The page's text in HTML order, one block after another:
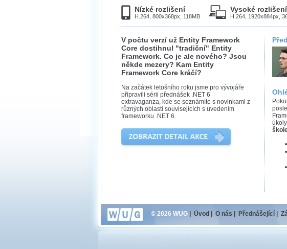
Nízké rozlišení
H.264, 800x368px, 118MB
Vysoké
H.264, 1920x884px,
V počtu verzí už Entity Framework
Core dostihnul "tradiční" Entity
Framework. Co je ale nového? Jsou
někde mezery? Kam Entity
Framework Core kráčí?
Na začátek letošního roku jsme pro vývojáře
připravili sérii přednášek .NET 6
extravaganza, kde se seznámíte s novinkami z
různých oblastí souvisejících s uvedením
frameworku .NET 6.
© 2026 WUG | Úvod | O nás | Přednášející |